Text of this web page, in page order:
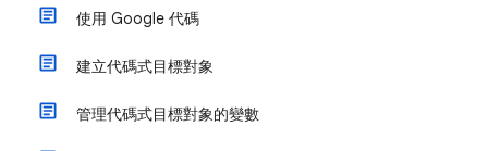
使用 Google 代碼
建立代碼式目標對象
管理代碼式目標對象的變數